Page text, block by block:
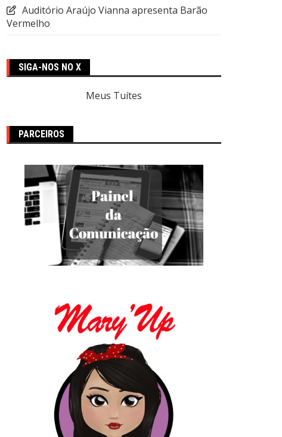
Auditório Araújo Vianna apresenta Barão
Vermelho
SIGA-NOS NO X
Meus Tuítes
PARCEIROS